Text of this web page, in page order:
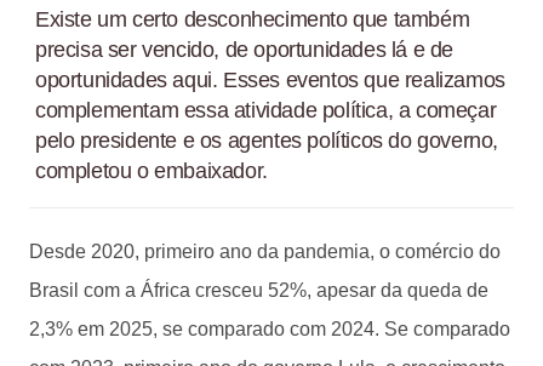
Existe um certo desconhecimento que também
precisa ser vencido, de oportunidades lá e de
oportunidades aqui. Esses eventos que realizamos
complementam essa atividade política, a começar
pelo presidente e os agentes políticos do governo,
completou o embaixador.
Desde 2020, primeiro ano da pandemia, o comércio do
Brasil com a África cresceu 52%, apesar da queda de
2,3% em 2025, se comparado com 2024. Se comparado